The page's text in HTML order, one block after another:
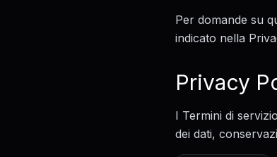
Per domande su
indicato nella
Privacy
I Termini di
dei dati,